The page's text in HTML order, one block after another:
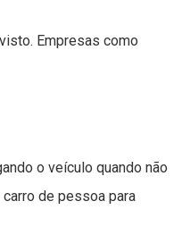
Empresas como
o veículo quando não
de pessoa para